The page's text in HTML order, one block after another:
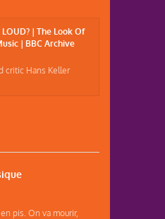
| The Look Of
| BBC Archive
critic Hans Keller
pis. On va mourir,